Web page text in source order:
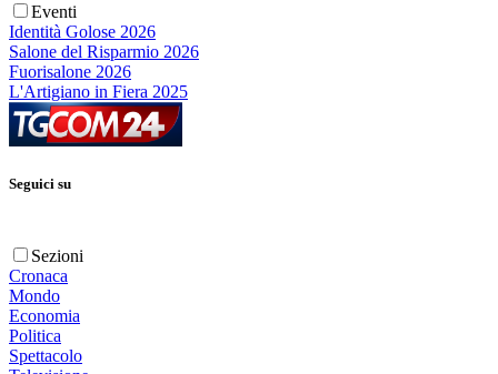
Eventi
Identità Golose 2026
Salone del Risparmio 2026
Fuorisalone 2026
L'Artigiano in Fiera 2025
Seguici su
Sezioni
Cronaca
Mondo
Economia
Politica
Spettacolo